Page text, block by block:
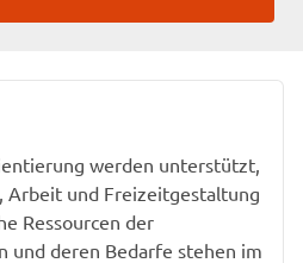
werden unterstützt,
Arbeit und Freizeitgestaltung
Ressourcen der
und deren Bedarfe stehen im